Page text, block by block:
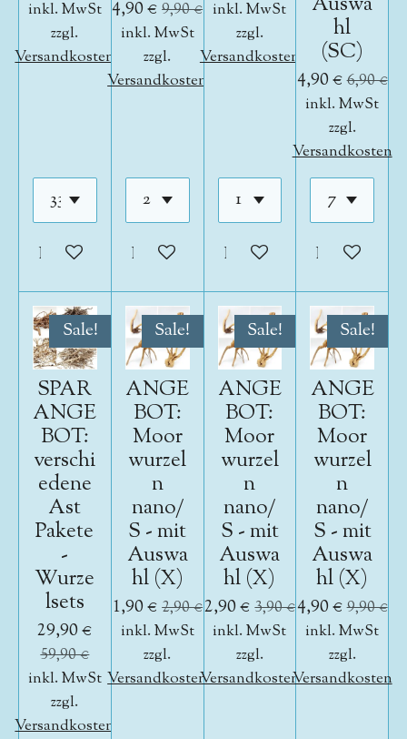
inkl. MwSt
zzgl.
Versandkosten
In den Warenkorb
4,90 € 9,90 €
inkl. MwSt
zzgl.
Versandkosten
In den Warenkorb
inkl. MwSt
zzgl.
Versandkosten
In den Warenkorb
hl
(SC)
4,90 €6,90 €
inkl. MwSt
zzgl.
Versandkosten
In den
Sale!
SPAR
ANGE
BOT:
verschi
edene
Ast
Pakete
-
Wurze
lsets
29,90 €
59,90 €
inkl. MwSt
zzgl.
Versandkosten
Sale!
ANGE
BOT:
Moor
wurzel
n
nano/
S - mit
Auswa
hl (X)
1,90 € 2,90 €
inkl. MwSt
zzgl.
Versandkosten
Sale!
ANGE
BOT:
Moor
wurzel
n
nano/
S - mit
Auswa
hl (X)
2,90 € 3,90 €
inkl. MwSt
zzgl.
Versandkosten
Sale!
ANGE
BOT:
Moor
wurzel
n
nano/
S - mit
Auswa
hl (X)
4,90 €9,90 €
inkl. MwSt
zzgl.
Versandkosten